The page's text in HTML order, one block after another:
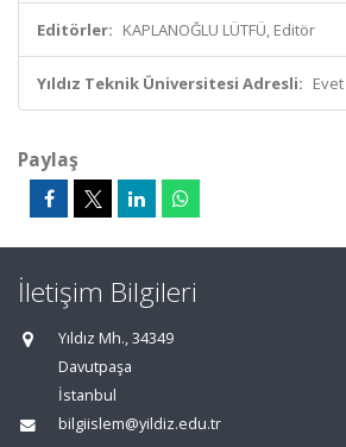
Editörler: KAPLANOĞLU LÜTFÜ, Editör
Yıldız Teknik Üniversitesi Adresli: Evet
Paylaş
İletişim Bilgileri
Yıldız Mh., 34349
Davutpaşa
İstanbul
bilgiislem@yildiz.edu.tr